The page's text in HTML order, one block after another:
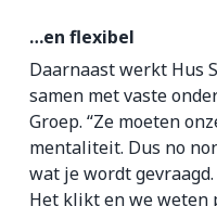
…en flexibel
Daarnaast werkt Hus
samen met vaste
Groep. “Ze moeten
mentaliteit. Dus no
wat je wordt
Het klikt en we weten